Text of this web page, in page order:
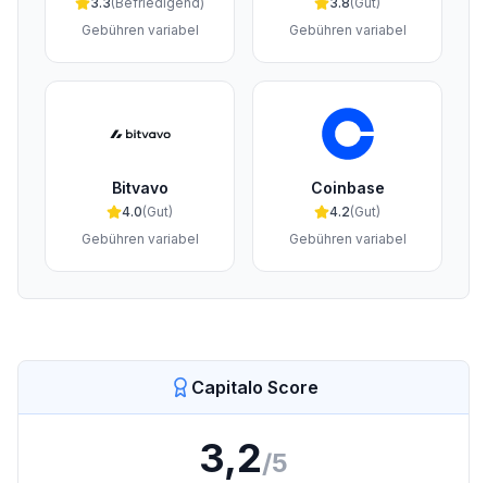
Gebühren variabel
Gebühren variabel
Bitvavo
4.0(Gut)
Gebühren variabel
Coinbase
4.2(Gut)
Gebühren variabel
Capitalo Score
3,2/5